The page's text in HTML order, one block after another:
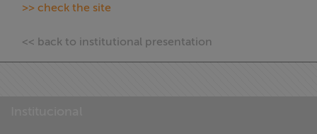
newsletter
Fale Conosco
>> check the site
<< back to institutional presentation